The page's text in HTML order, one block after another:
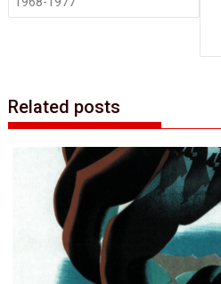
Related posts